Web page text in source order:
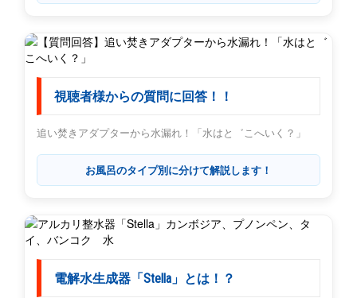
視聴者様からの質問に回答！！
追い焚きアダプターから水漏れ！「水はと゛こへいく？」
お風呂のタイプ別に分けて解説します！
電解水生成器「Stella」とは！？